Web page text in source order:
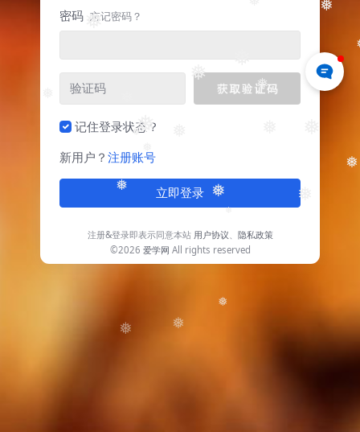
❅
❅
❅
❅
❅
❅
❅
❅
❅
❅
❅
❅
❅
❅
❅
密码 忘记密码？
记住登录状态？
新用户？ 注册账号
立即登录
注册&登录即表示同意本站 用户协议、 隐私政策
©2026 爱学网 All rights reserved